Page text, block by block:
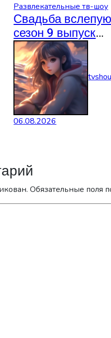
Развлекательные тв-шоу
Свадьба
сезон 9 выпуск
06.08.2026
06.08.2026
Обязательные поля